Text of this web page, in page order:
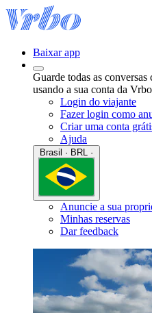
Baixar app
Guarde todas as
usando a sua conta da
Login do viajante
Fazer login como
Criar uma conta
Ajuda
Anuncie a sua
Minhas reservas
Dar feedback